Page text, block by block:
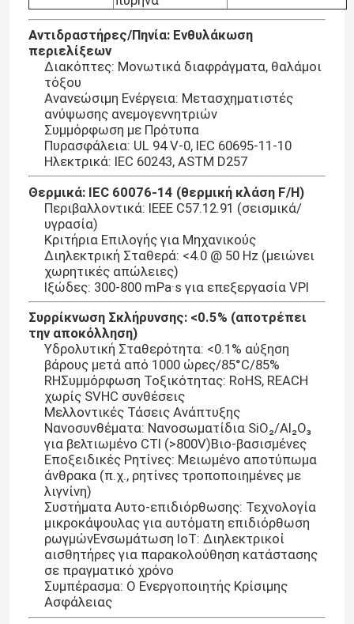
Εμφάνιση VR
Σχετικά με εμάς
Επισκέψεις στο εργοστάσιο
Έλεγχος ποιότητας
Επικοινωνήστε μαζί μας
Ιστολόγιο
Ζητήστε μια προσφορά
Ηλεκτρική Εποξειδική Ρητίνη
Εξωτερική Εποξειδική Ρητίνη
Εποξειδική Ρητίνη Επιβραδυντική Φλόγας
Εποξειδική Ρητίνη Ένεσης
Πετώντας εποξική ρητίνη
Αντιδραστήρες/Πηνία: Ενθυλάκωση
περιελίξεων
Διακόπτες: Μονωτικά διαφράγματα, θαλάμοι
τόξου
Ανανεώσιμη Ενέργεια: Μετασχηματιστές
ανύψωσης ανεμογεννητριών
Συμμόρφωση με Πρότυπα
Πυρασφάλεια: UL 94 V-0, IEC 60695-11-10
Ηλεκτρικά: IEC 60243, ASTM D257
Θερμικά: IEC 60076-14 (θερμική κλάση F/H)
Περιβαλλοντικά: IEEE C57.12.91 (σεισμικά/
υγρασία)
Κριτήρια Επιλογής για Μηχανικούς
Διηλεκτρική Σταθερά: <4.0 @ 50 Hz (μειώνει
χωρητικές απώλειες)
Ιξώδες: 300-800 mPa·s για επεξεργασία VPI
Συρρίκνωση Σκλήρυνσης: <0.5% (αποτρέπει
την αποκόλληση)
Υδρολυτική Σταθερότητα: <0.1% αύξηση
βάρους μετά από 1000 ώρες/85°C/85%
RHΣυμμόρφωση Τοξικότητας: RoHS, REACH
χωρίς SVHC συνθέσεις
Μελλοντικές Τάσεις Ανάπτυξης
Νανοσυνθέματα: Νανοσωματίδια SiO₂/Al₂O₃
για βελτιωμένο CTI (>800V)Βιο-βασισμένες
Εποξειδικές Ρητίνες: Μειωμένο αποτύπωμα
άνθρακα (π.χ., ρητίνες τροποποιημένες με
λιγνίνη)
Συστήματα Αυτο-επιδιόρθωσης: Τεχνολογία
μικροκάψουλας για αυτόματη επιδιόρθωση
ρωγμώνΕνσωμάτωση IoT: Διηλεκτρικοί
αισθητήρες για παρακολούθηση κατάστασης
σε πραγματικό χρόνο
Συμπέρασμα: Ο Ενεργοποιητής Κρίσιμης
Ασφάλειας